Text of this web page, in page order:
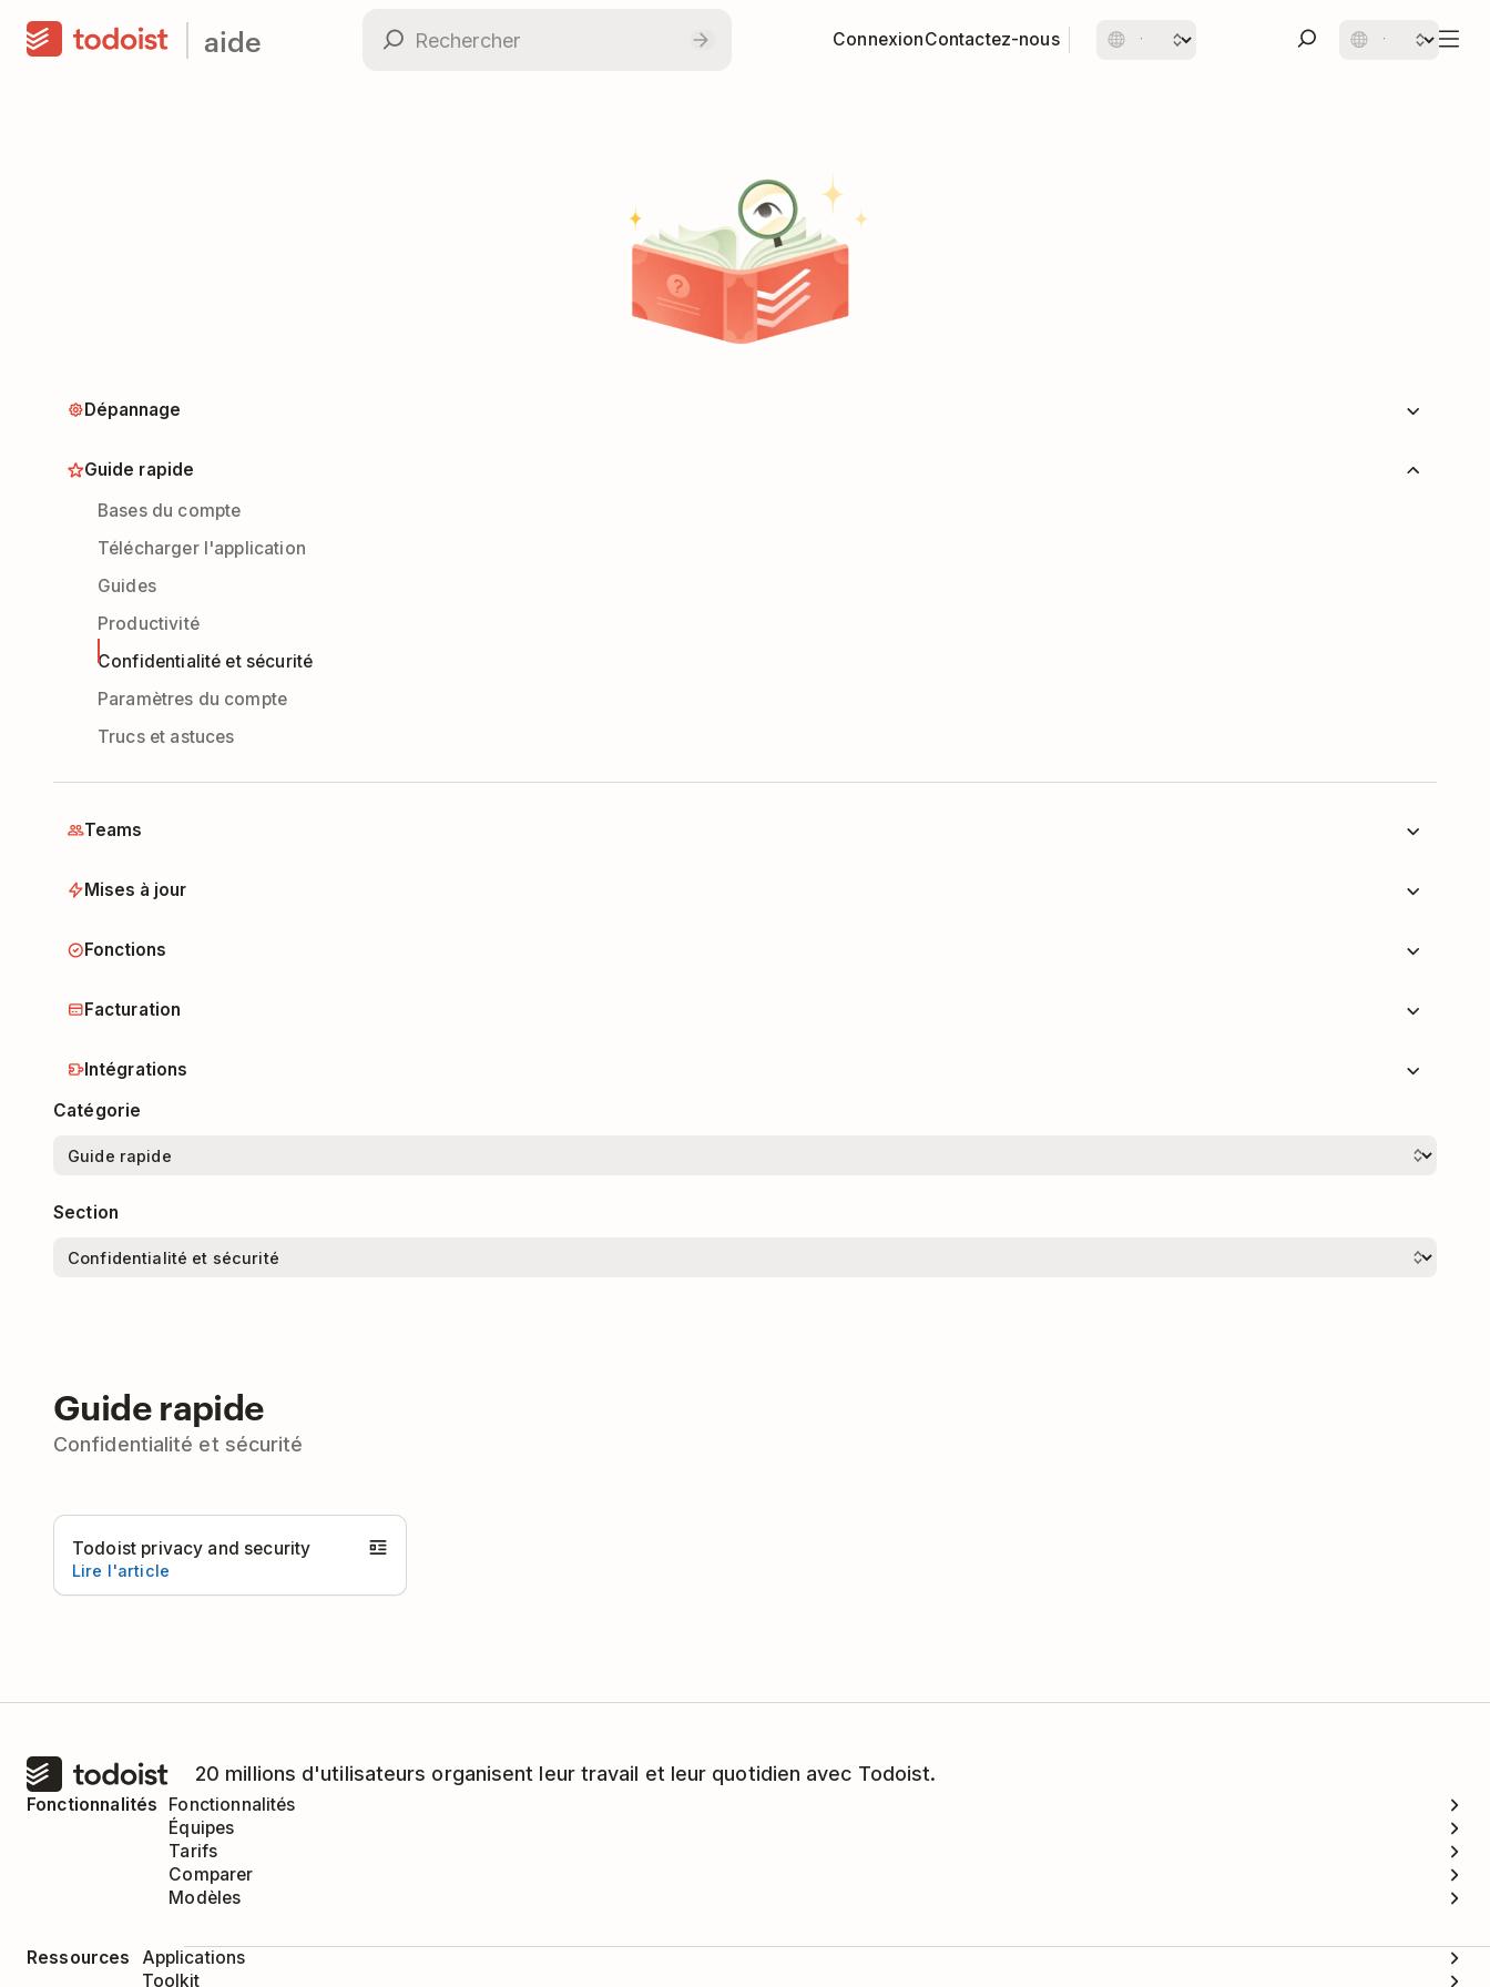
aide ConnexionContactez-nous
Dépannage
Guide rapide
Bases du compte
Télécharger l'application
Guides
Productivité
Confidentialité et sécurité
Paramètres du compte
Trucs et astuces
Teams
Mises à jour
Fonctions
Facturation
Intégrations
Catégorie
Section
Guide rapide
Confidentialité et sécurité
Todoist privacy and security
Lire l'article
20 millions d'utilisateurs organisent leur travail et leur quotidien avec Todoist.
Fonctionnalités
Fonctionnalités
Équipes
Tarifs
Comparer
Modèles
Ressources
Applications
Toolkit